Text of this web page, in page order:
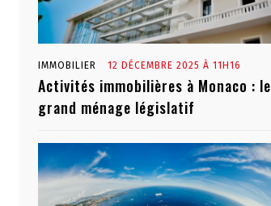
IMMOBILIER 12 DÉCEMBRE 2025 À 11H16
Activités immobilières à Monaco : le
grand ménage législatif